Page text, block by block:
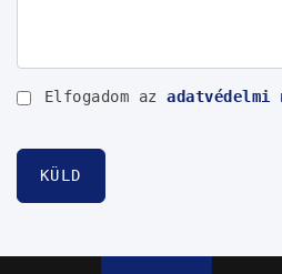
Elfogadom az
KÜLD